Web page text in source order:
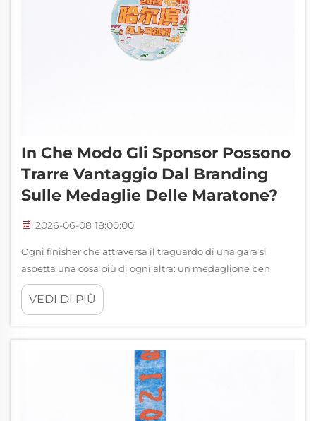
In Che Modo Gli Sponsor Possono
Trarre Vantaggio Dal Branding
Sulle Medaglie Delle Maratone?
2026-06-08 18:00:00
Ogni finisher che attraversa il traguardo di una gara si
aspetta una cosa più di ogni altra: un medaglione ben
realizzato della maratona appeso al collo. Per gli sponsor,
quel momento è molto più di un gesto celebrativo: è
VEDI DI PIÙ